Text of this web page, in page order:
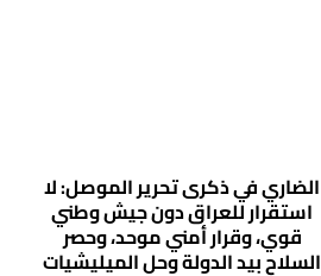
الضاري في ذكرى تحرير الموصل: لا
استقرار للعراق دون جيش وطني
قوي، وقرار أمني موحد، وحصر
السلاح بيد الدولة وحل الميليشيات